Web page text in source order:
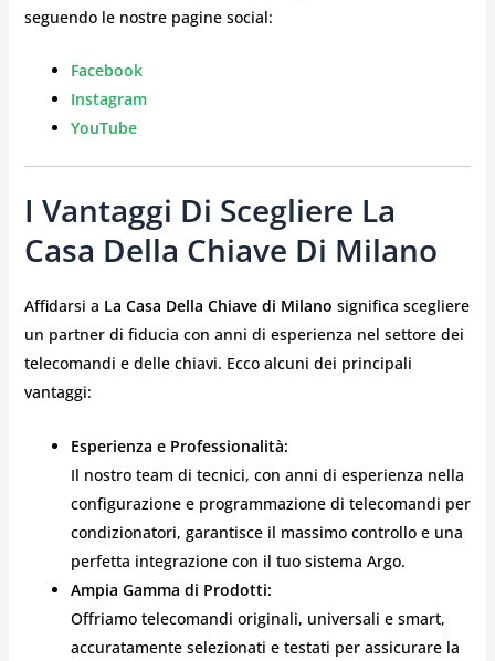
seguendo le nostre pagine social:
Facebook
Instagram
YouTube
I Vantaggi Di Scegliere La
Casa Della Chiave Di Milano
Affidarsi a La Casa Della Chiave di Milano significa scegliere
un partner di fiducia con anni di esperienza nel settore dei
telecomandi e delle chiavi. Ecco alcuni dei principali
vantaggi:
Esperienza e Professionalità:
Il nostro team di tecnici, con anni di esperienza nella
configurazione e programmazione di telecomandi per
condizionatori, garantisce il massimo controllo e una
perfetta integrazione con il tuo sistema Argo.
Ampia Gamma di Prodotti:
Offriamo telecomandi originali, universali e smart,
accuratamente selezionati e testati per assicurare la